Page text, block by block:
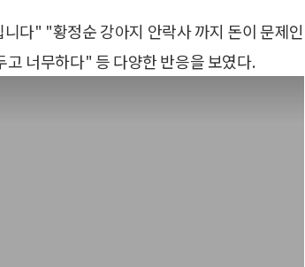
다" "황정순 강아지 안락사 까지 돈이 문제인
너무하다" 등 다양한 반응을 보였다.